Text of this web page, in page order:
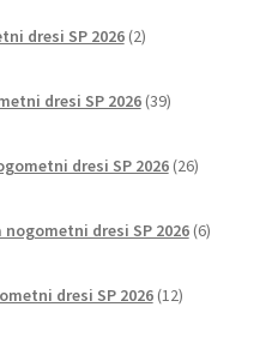
dresi SP 2026 2izdelka
dresi SP 2026 39izdelkov
dresi SP 2026 26izdelkov
dresi SP 2026 6izdelkov
dresi SP 2026 12izdelkov